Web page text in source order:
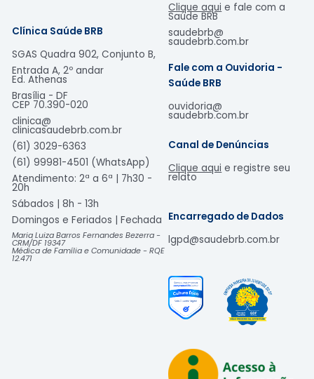
Clínica Saúde BRB
SGAS Quadra 902, Conjunto B,
Entrada A, 2º andar
Ed. Athenas
Brasília - DF
CEP 70.390-020
clinica@
clinicasaudebrb.com.br
(61) 3029-6363
(61) 99981-4501 (WhatsApp)
Atendimento: 2ª a 6ª | 7h30 -
20h
Sábados | 8h - 13h
Domingos e Feriados | Fechada​
Maria Luiza Barros Fernandes Bezerra -
CRM/DF 19347
Médica de Família e Comunidade - RQE
12.471
Clique aqui e fale com a
Saúde BRB
saudebrb@
saudebrb.com.br
Fale com a Ouvidoria -
Saúde BRB
ouvidoria@
saudebrb.com.br
Canal de Denúncias
Clique aqui e registre seu
relato
Encarregado de Dados
lgpd@saudebrb.com.br